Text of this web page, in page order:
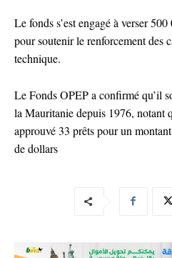
Le fonds s’est engagé à verser
pour soutenir le renforcement des
technique.
Le Fonds OPEP a confirmé qu’il
la Mauritanie depuis 1976, notant
approuvé 33 prêts pour un
de dollars